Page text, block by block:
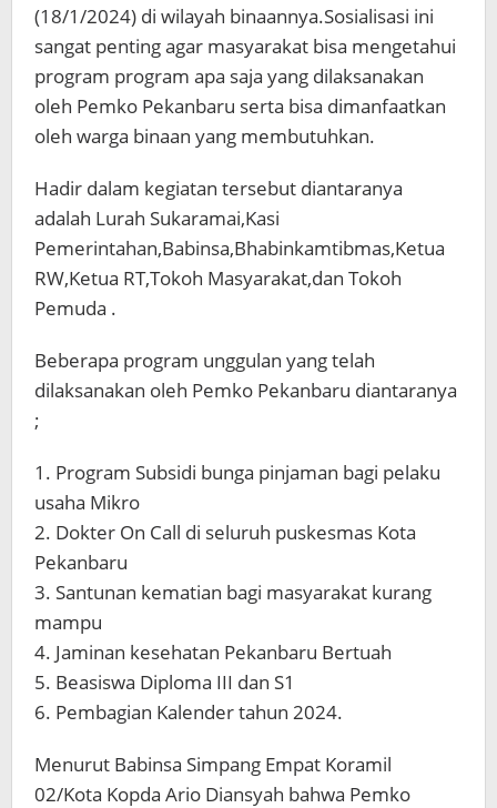
(18/1/2024) di wilayah binaannya.Sosialisasi ini
sangat penting agar masyarakat bisa mengetahui
program program apa saja yang dilaksanakan
oleh Pemko Pekanbaru serta bisa dimanfaatkan
oleh warga binaan yang membutuhkan.
Hadir dalam kegiatan tersebut diantaranya
adalah Lurah Sukaramai,Kasi
Pemerintahan,Babinsa,Bhabinkamtibmas,Ketua
RW,Ketua RT,Tokoh Masyarakat,dan Tokoh
Pemuda .
Beberapa program unggulan yang telah
dilaksanakan oleh Pemko Pekanbaru diantaranya
;
1. Program Subsidi bunga pinjaman bagi pelaku
usaha Mikro
2. Dokter On Call di seluruh puskesmas Kota
Pekanbaru
3. Santunan kematian bagi masyarakat kurang
mampu
4. Jaminan kesehatan Pekanbaru Bertuah
5. Beasiswa Diploma III dan S1
6. Pembagian Kalender tahun 2024.
Menurut Babinsa Simpang Empat Koramil
02/Kota Kopda Ario Diansyah bahwa Pemko